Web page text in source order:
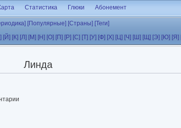
Статистика Глюки Абонемент
[Популярные] [Страны] [Теги]
[Й] [К] [Л] [М] [Н] [О] [П] [Р] [С] [Т] [У] [Ф] [Х] [Ц] [Ч] [Ш] [Щ] [Э] [Ю] [Я]
Линда